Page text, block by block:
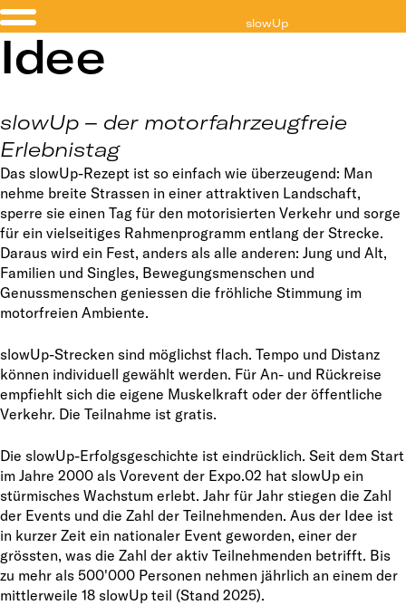
slowUp
Idee
slowUp – der motorfahrzeugfreie
Erlebnistag
Das slowUp-Rezept ist so einfach wie überzeugend: Man
nehme breite Strassen in einer attraktiven Landschaft,
sperre sie einen Tag für den motorisierten Verkehr und sorge
für ein vielseitiges Rahmenprogramm entlang der Strecke.
Daraus wird ein Fest, anders als alle anderen: Jung und Alt,
Familien und Singles, Bewegungsmenschen und
Genussmenschen geniessen die fröhliche Stimmung im
motorfreien Ambiente.
slowUp-Strecken sind möglichst flach. Tempo und Distanz
können individuell gewählt werden. Für An- und Rückreise
empfiehlt sich die eigene Muskelkraft oder der öffentliche
Verkehr. Die Teilnahme ist gratis.
Die slowUp-Erfolgsgeschichte ist eindrücklich. Seit dem Start
im Jahre 2000 als Vorevent der Expo.02 hat slowUp ein
stürmisches Wachstum erlebt. Jahr für Jahr stiegen die Zahl
der Events und die Zahl der Teilnehmenden. Aus der Idee ist
in kurzer Zeit ein nationaler Event geworden, einer der
grössten, was die Zahl der aktiv Teilnehmenden betrifft. Bis
zu mehr als 500'000 Personen nehmen jährlich an einem der
mittlerweile 18 slowUp teil (Stand 2025).